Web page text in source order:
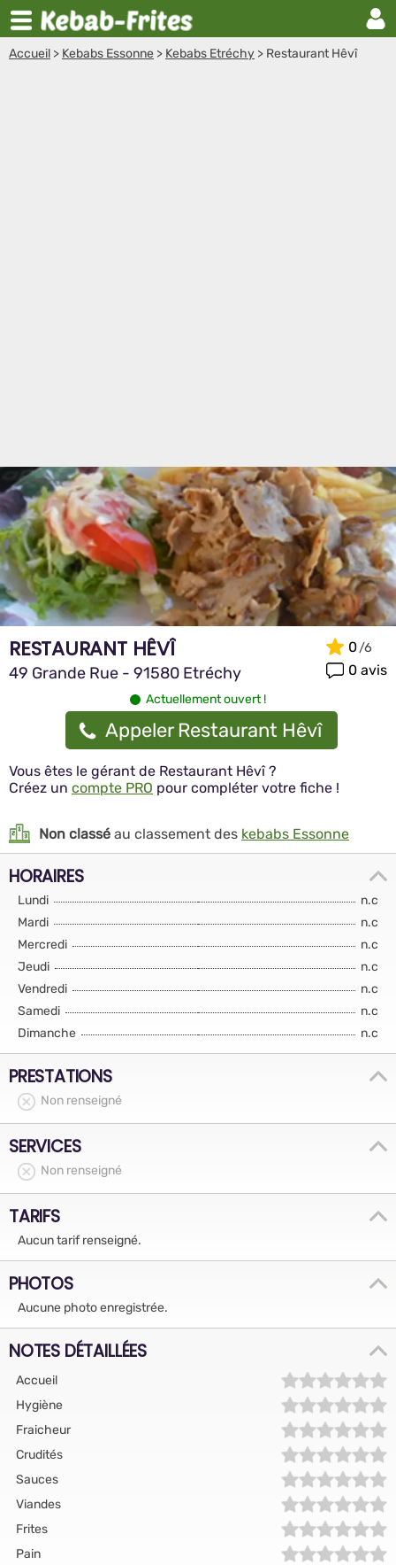
Accueil > Kebabs Essonne > Kebabs Etréchy > Restaurant Hêvî
RESTAURANT HÊVÎ
49 Grande Rue - 91580 Etréchy
0
0 avis
Actuellement ouvert !
Appeler Restaurant Hêvî
Vous êtes le gérant de Restaurant Hêvî ?
Créez un compte PRO pour compléter votre fiche !
Non classé au classement des kebabs Essonne
HORAIRES
Lundi
n.c
Mardi
n.c
Mercredi
n.c
Jeudi
n.c
Vendredi
n.c
Samedi
n.c
Dimanche
n.c
PRESTATIONS
Non renseigné
SERVICES
Non renseigné
TARIFS
Aucun tarif renseigné.
PHOTOS
Aucune photo enregistrée.
NOTES DÉTAILLÉES
Accueil
Hygiène
Fraicheur
Crudités
Sauces
Viandes
Frites
Pain